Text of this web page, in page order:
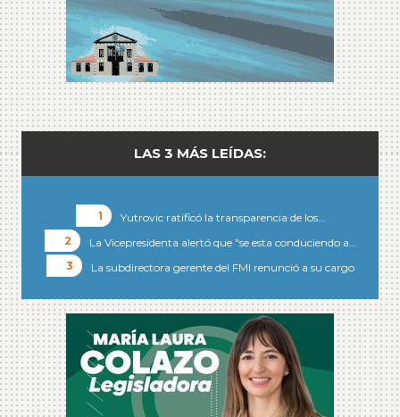
LAS 3 MÁS LEÍDAS:
Yutrovic ratificó la transparencia de los…
La Vicepresidenta alertó que "se esta conduciendo a…
La subdirectora gerente del FMI renunció a su cargo